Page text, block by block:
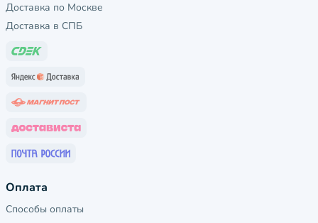
Доставка по Москве
Доставка в СПБ
Оплата
Способы оплаты